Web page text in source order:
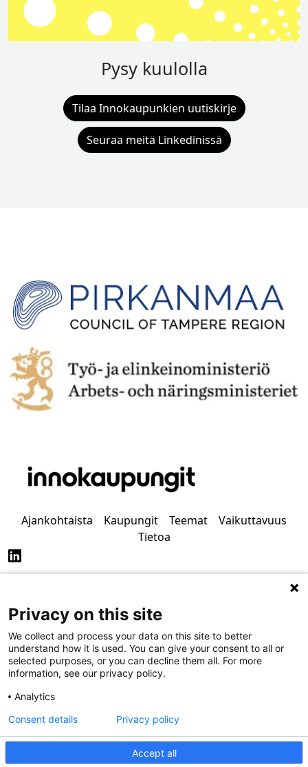
Pysy kuulolla
Tilaa Innokaupunkien uutiskirje
Seuraa meitä Linkedinissä
Ajankohtaista Kaupungit Teemat
Vaikuttavuus
Tietoa
Tietosuoja Saavutettavuus
Privacy on this site
We collect and process your data on this site to better
understand how it is used. You can give your consent to all or
selected purposes, or you can decline them all. For more
information, see our privacy policy.
Analytics
Accept all
Consent details Privacy policy